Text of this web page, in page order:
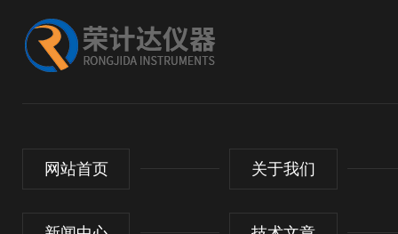
网站首页 关于我们